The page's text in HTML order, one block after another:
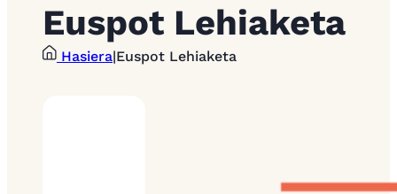
Euspot Lehiaketa
Hasiera|Euspot Lehiaketa